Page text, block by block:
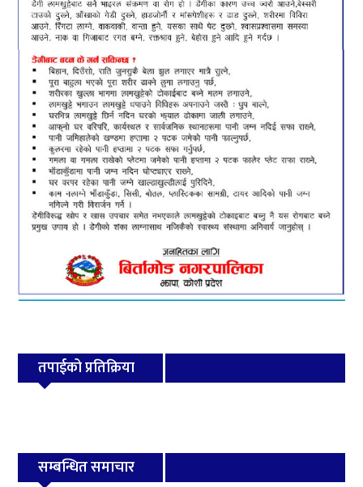
तपाईको प्रतिक्रिया
सम्बन्धित समाचार